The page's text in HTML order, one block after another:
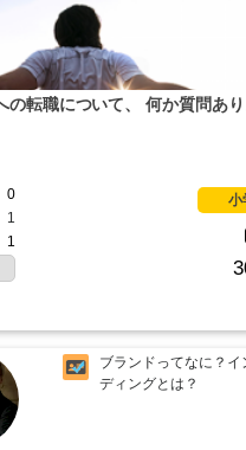
の転職について、 何か質問あり
0
1
1
小
ブランドってなに？イ
ディングとは？